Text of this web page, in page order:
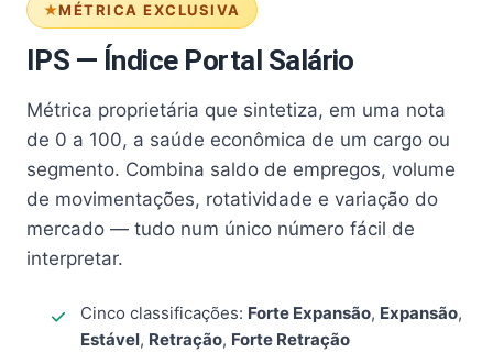
MÉTRICA EXCLUSIVA
IPS — Índice Portal Salário
Métrica proprietária que sintetiza, em uma nota
de 0 a 100, a saúde econômica de um cargo ou
segmento. Combina saldo de empregos, volume
de movimentações, rotatividade e variação do
mercado — tudo num único número fácil de
interpretar.
Cinco classificações: Forte Expansão, Expansão,
Estável, Retração, Forte Retração